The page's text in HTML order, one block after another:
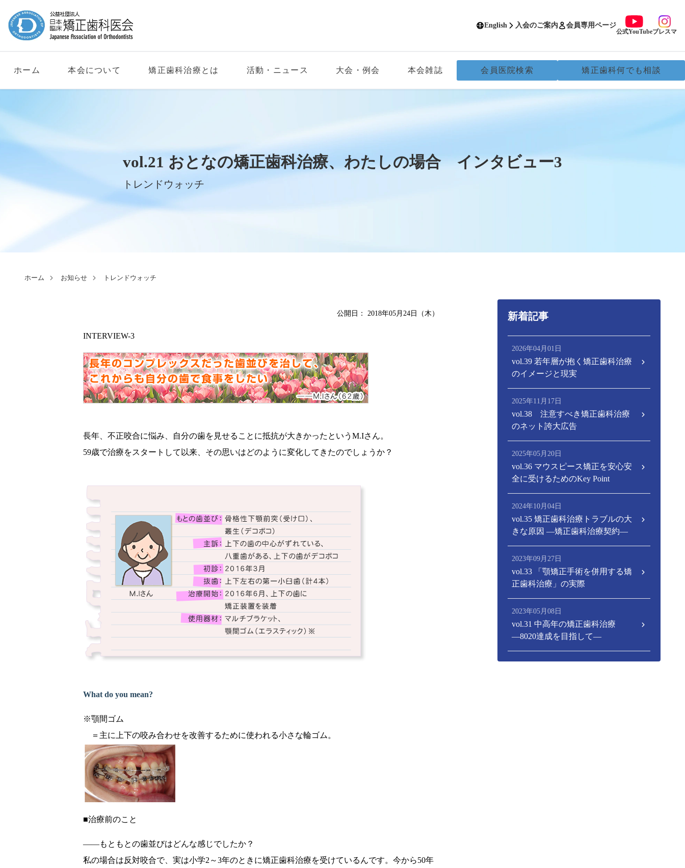
English 入会のご案内 会員専用ページ
公式YouTubeブレスマ
ホーム 本会について 矯正歯科治療とは 活動・ニュース 大会・例会 本会雑誌 会員医院検索 矯正歯科何でも相談
vol.21 おとなの矯正歯科治療、わたしの場合 インタビュー3
トレンドウォッチ
ホーム お知らせ トレンドウォッチ
公開日： 2018年05月24日（木）
INTERVIEW-3
長年、不正咬合に悩み、自分の歯を見せることに抵抗が大きかったというM.Iさん。
59歳で治療をスタートして以来、その思いはどのように変化してきたのでしょうか？
What do you mean?
※顎間ゴム
＝主に上下の咬み合わせを改善するために使われる小さな輪ゴム。
■治療前のこと
――もともとの歯並びはどんな感じでしたか？
私の場合は反対咬合で、実は小学2～3年のときに矯正歯科治療を受けているんです。今から50年
新着記事
2026年04月01日
vol.39 若年層が抱く矯正歯科治療
のイメージと現実
2025年11月17日
vol.38 注意すべき矯正歯科治療
のネット誇大広告
2025年05月20日
vol.36 マウスピース矯正を安心安
全に受けるためのKey Point
2024年10月04日
vol.35 矯正歯科治療トラブルの大
きな原因 ―矯正歯科治療契約―
2023年09月27日
vol.33 「顎矯正手術を併用する矯
正歯科治療」の実際
2023年05月08日
vol.31 中高年の矯正歯科治療
―8020達成を目指して―